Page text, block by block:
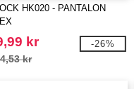
HK020 - PANTALON
kr
kr
-26%